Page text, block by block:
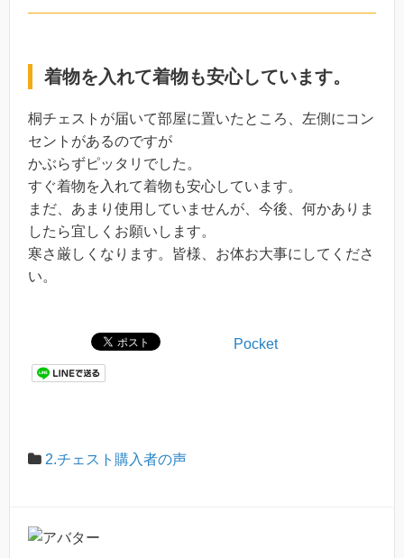
着物を入れて着物も安心しています。
桐チェストが届いて部屋に置いたところ、左側にコン
セントがあるのですが
かぶらずピッタリでした。
すぐ着物を入れて着物も安心しています。
まだ、あまり使用していませんが、今後、何かありま
したら宜しくお願いします。
寒さ厳しくなります。皆様、お体お大事にしてくださ
い。
Pocket
2.チェスト購入者の声